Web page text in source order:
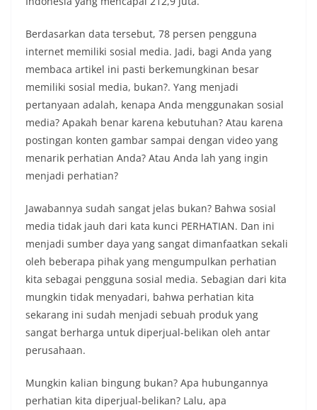
Berdasarkan data tersebut, 78 persen pengguna
internet memiliki sosial media. Jadi, bagi Anda yang
membaca artikel ini pasti berkemungkinan besar
memiliki sosial media, bukan?. Yang menjadi
pertanyaan adalah, kenapa Anda menggunakan sosial
media? Apakah benar karena kebutuhan? Atau karena
postingan konten gambar sampai dengan video yang
menarik perhatian Anda? Atau Anda lah yang ingin
menjadi perhatian?
Jawabannya sudah sangat jelas bukan? Bahwa sosial
media tidak jauh dari kata kunci PERHATIAN. Dan ini
menjadi sumber daya yang sangat dimanfaatkan sekali
oleh beberapa pihak yang mengumpulkan perhatian
kita sebagai pengguna sosial media. Sebagian dari kita
mungkin tidak menyadari, bahwa perhatian kita
sekarang ini sudah menjadi sebuah produk yang
sangat berharga untuk diperjual-belikan oleh antar
perusahaan.
Mungkin kalian bingung bukan? Apa hubungannya
perhatian kita diperjual-belikan? Lalu, apa